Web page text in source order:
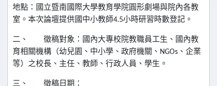
地點：國立暨南國際大學教育學院圓形劇場與院內各教
室。本次論壇提供國中小教師4.5小時研習時數登記。
二、
徵稿對象：國內大專校院教職員工生、國內教
育相關機構（幼兒園、中小學、政府機關、 NGOs 、企業
等）之校長、主任、教師、行政人員、學生。
三、 徵稿日期：